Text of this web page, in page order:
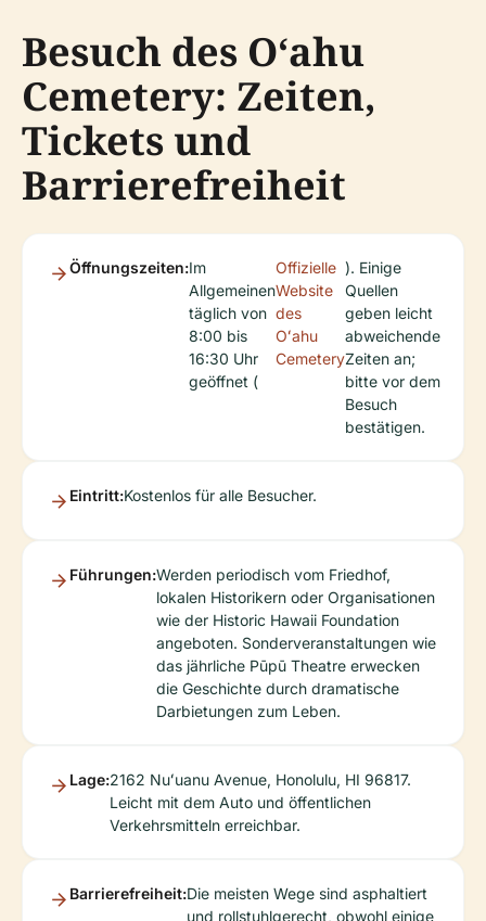
Besuch des Oʻahu
Cemetery: Zeiten,
Tickets und
Barrierefreiheit
Öffnungszeiten:Im
Allgemeinen
täglich von
8:00 bis
16:30 Uhr
geöffnet (
Offizielle
Website
des
Oʻahu
Cemetery
). Einige
Quellen
geben leicht
abweichende
Zeiten an;
bitte vor dem
Besuch
bestätigen.
Eintritt:Kostenlos für alle Besucher.
Führungen:Werden periodisch vom Friedhof,
lokalen Historikern oder Organisationen
wie der Historic Hawaii Foundation
angeboten. Sonderveranstaltungen wie
das jährliche Pūpū Theatre erwecken
die Geschichte durch dramatische
Darbietungen zum Leben.
Lage:2162 Nuʻuanu Avenue, Honolulu, HI 96817.
Leicht mit dem Auto und öffentlichen
Verkehrsmitteln erreichbar.
Barrierefreiheit:Die meisten Wege sind asphaltiert
und rollstuhlgerecht, obwohl einige